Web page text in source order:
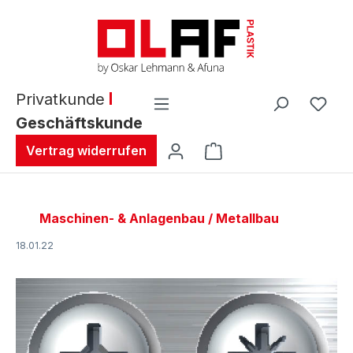
Privatkunde
Geschäftskunde
Vertrag widerrufen Warenkorb enthält
Maschinen- & Anlagenbau / Metallbau
18.01.22